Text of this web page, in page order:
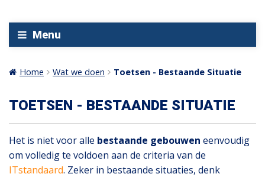
Menu
Home Wat we doen Toetsen - Bestaande Situatie
TOETSEN - BESTAANDE SITUATIE
Het is niet voor alle bestaande gebouwen eenvoudig
om volledig te voldoen aan de criteria van de
ITstandaard. Zeker in bestaande situaties, denk